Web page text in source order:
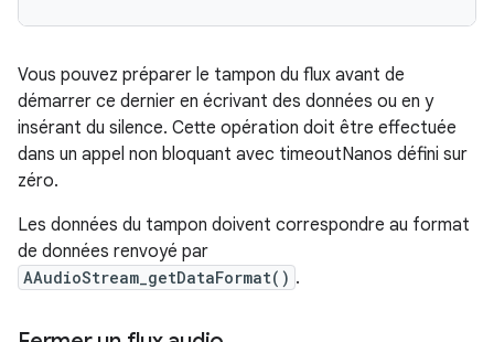
Vous pouvez préparer le tampon du flux avant de
démarrer ce dernier en écrivant des données ou en y
insérant du silence. Cette opération doit être effectuée
dans un appel non bloquant avec timeoutNanos défini sur
zéro.
Les données du tampon doivent correspondre au format
de données renvoyé par
AAudioStream_getDataFormat() .